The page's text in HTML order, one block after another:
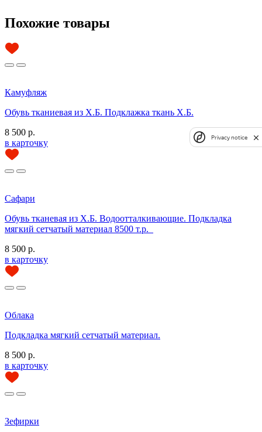
Похожие товары
Камуфляж
Обувь тканиевая из Х.Б. Подклажка ткань Х.Б.
8 500 р.
в карточку
Сафари
Обувь тканевая из Х.Б. Водоотталкивающие. Подкладка
мягкий сетчатый материал 8500 т.р.
8 500 р.
в карточку
Облака
Подкладка мягкий сетчатый материал.
8 500 р.
в карточку
Зефирки
Privacy notice